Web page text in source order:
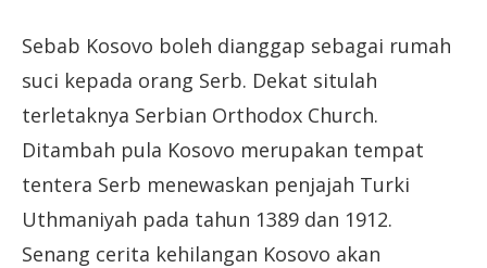
Sebab Kosovo boleh dianggap sebagai rumah
suci kepada orang Serb. Dekat situlah
terletaknya Serbian Orthodox Church.
Ditambah pula Kosovo merupakan tempat
tentera Serb menewaskan penjajah Turki
Uthmaniyah pada tahun 1389 dan 1912.
Senang cerita kehilangan Kosovo akan